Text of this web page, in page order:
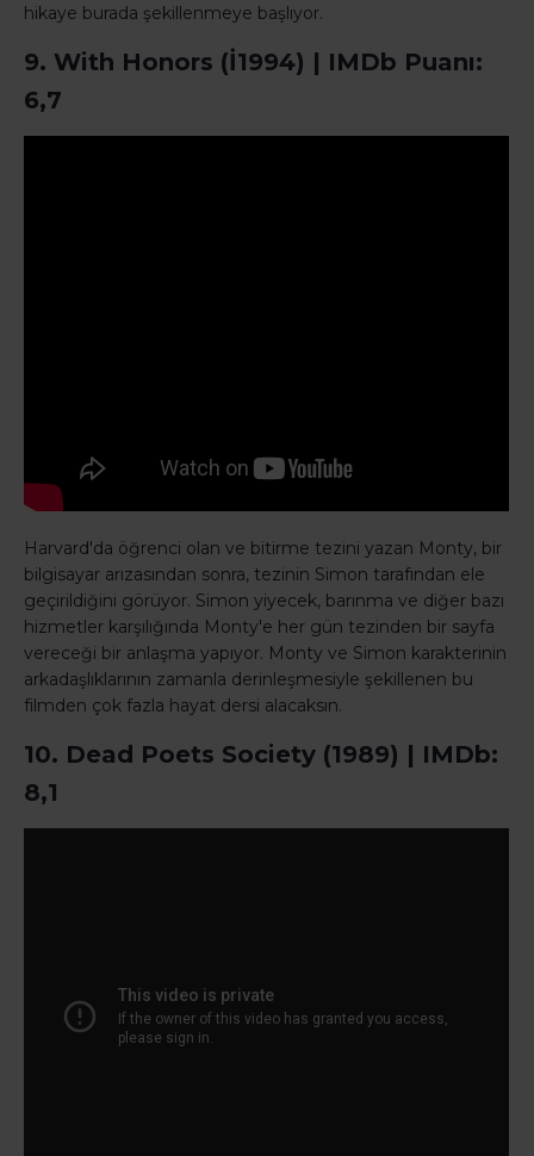
hikaye burada şekillenmeye başlıyor.
9. With Honors (İ1994) | IMDb Puanı:
6,7
Harvard'da öğrenci olan ve bitirme tezini yazan Monty, bir
bilgisayar arızasından sonra, tezinin Simon tarafından ele
geçirildiğini görüyor. Simon yiyecek, barınma ve diğer bazı
hizmetler karşılığında Monty'e her gün tezinden bir sayfa
vereceği bir anlaşma yapıyor. Monty ve Simon karakterinin
arkadaşlıklarının zamanla derinleşmesiyle şekillenen bu
filmden çok fazla hayat dersi alacaksın.
10. Dead Poets Society (1989) | IMDb:
8,1